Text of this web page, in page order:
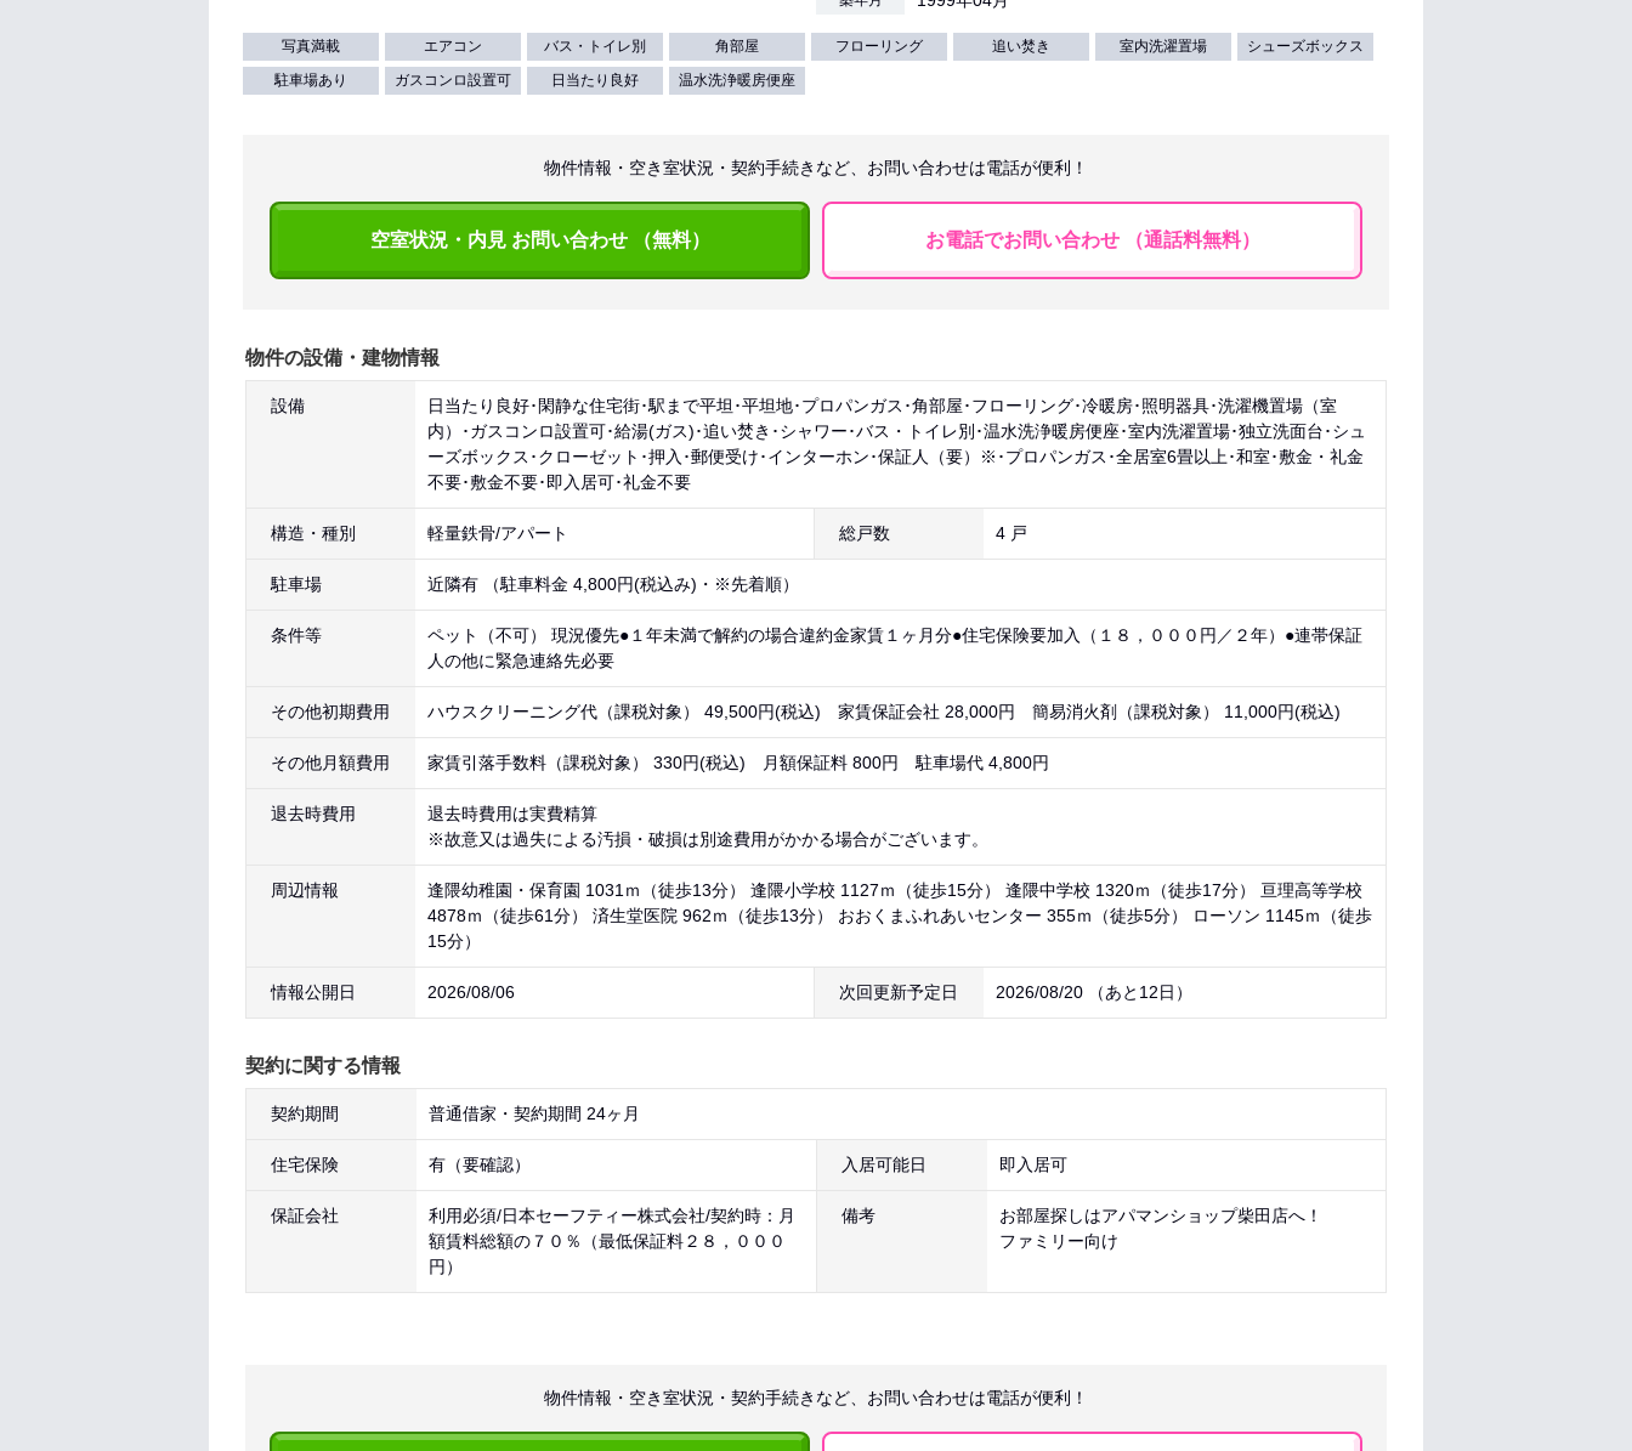
写真満載 エアコン バス・トイレ別 角部屋 フローリング 追い焚き 室内洗濯置場
シューズボックス
駐車場あり
ガスコンロ設置可 日当たり良好 温水洗浄暖房便座
物件情報・空き室状況・契約手続きなど、お問い合わせは電話が便利！
空室状況・内見 お問い合わせ （無料） お電話でお問い合わせ （通話料無料）
物件の設備・建物情報
設備
日当たり良好･閑静な住宅街･駅まで平坦･平坦地･プロパンガス･角部屋･フローリング･冷暖房･照明器具･洗濯機置場（室
内）･ガスコンロ設置可･給湯(ガス)･追い焚き･シャワー･バス・トイレ別･温水洗浄暖房便座･室内洗濯置場･独立洗面台･シュ
ーズボックス･クローゼット･押入･郵便受け･インターホン･保証人（要）※･プロパンガス･全居室6畳以上･和室･敷金・礼金
不要･敷金不要･即入居可･礼金不要
構造・種別 軽量鉄骨/アパート 総戸数 4 戸
駐車場 近隣有 （駐車料金 4,800円(税込み)・※先着順）
条件等
ペット（不可） 現況優先●１年未満で解約の場合違約金家賃１ヶ月分●住宅保険要加入（１８，０００円／２年）●連帯保証
人の他に緊急連絡先必要
その他初期費用 ハウスクリーニング代（課税対象） 49,500円(税込) 家賃保証会社 28,000円 簡易消火剤（課税対象） 11,000円(税込)
その他月額費用 家賃引落手数料（課税対象） 330円(税込) 月額保証料 800円 駐車場代 4,800円
退去時費用
退去時費用は実費精算
※故意又は過失による汚損・破損は別途費用がかかる場合がございます。
周辺情報
逢隈幼稚園・保育園 1031ｍ（徒歩13分） 逢隈小学校 1127ｍ（徒歩15分） 逢隈中学校 1320ｍ（徒歩17分） 亘理高等学校
4878ｍ（徒歩61分） 済生堂医院 962ｍ（徒歩13分） おおくまふれあいセンター 355ｍ（徒歩5分） ローソン 1145ｍ（徒歩
15分）
情報公開日 2026/08/06 次回更新予定日 2026/08/20 （あと 12日 ）
契約に関する情報
契約期間 普通借家・契約期間 24ヶ月
住宅保険 有（要確認） 入居可能日 即入居可
保証会社
利用必須/日本セーフティー株式会社/契約時：月
額賃料総額の７０％（最低保証料２８，０００
円）
備考
お部屋探しはアパマンショップ柴田店へ！
ファミリー向け
物件情報・空き室状況・契約手続きなど、お問い合わせは電話が便利！